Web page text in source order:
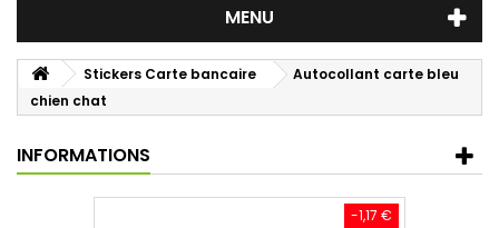
MENU
Stickers Carte bancaire
Autocollant carte bleu
chien chat
INFORMATIONS
-1,17 €